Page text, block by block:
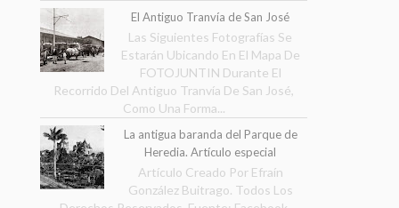
El Antiguo Tranvía de San José
Las Siguientes Fotografías Se
Estarán Ubicando En El Mapa De
FOTOJUNTIN Durante El
Recorrido Del Antiguo Tranvía De San José,
Como Una Forma...
La antigua baranda del Parque de
Heredia. Artículo especial
Artículo Creado Por Efraín
González Buitrago. Todos Los